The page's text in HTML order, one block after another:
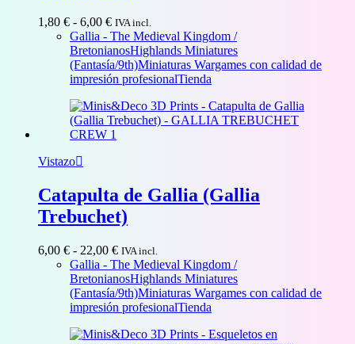
1,80 € - 6,00 €Rango
de
precios:
desde
1,80 €
6,00 €
IVA incl.
Gallia - The Medieval Kingdom /
BretonianosHighlands Miniatures
(Fantasía/9th)Miniaturas Wargames con calidad de
impresión profesionalTienda
Vistazo
Catapulta de Gallia (Gallia
Trebuchet)
6,00 € - 22,00 €Rango
de
precios:
desde
6,00 €
22,00 €
IVA incl.
Gallia - The Medieval Kingdom /
BretonianosHighlands Miniatures
(Fantasía/9th)Miniaturas Wargames con calidad de
impresión profesionalTienda